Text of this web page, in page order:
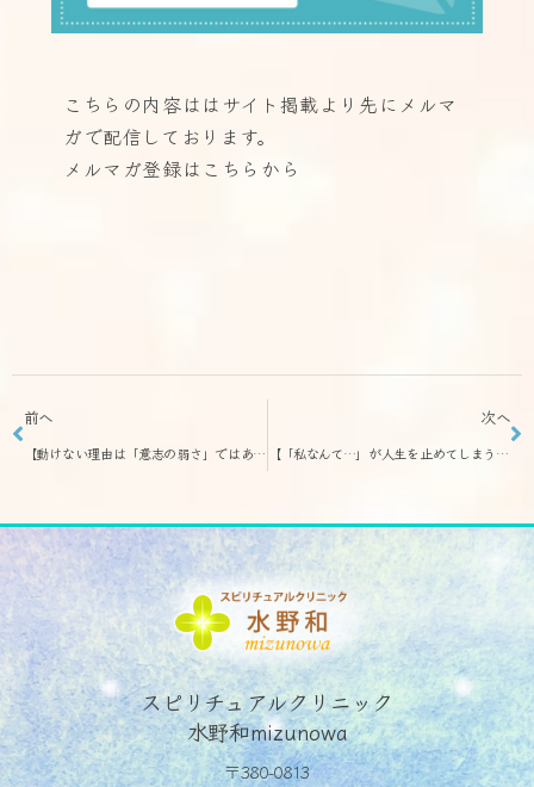
こちらの内容ははサイト掲載より先に メルマ
ガで配信しております。
メルマガ登録はこちらから
前へ
【動けない理由は「意志の弱さ」ではありません – happy通信 4月15日109号】頑張っても変われないときに起きている、たった一つのこと
次へ
【「私なんて…」が人生を止めてしまう – happy通信 5月8日112号】 本当はできているのに、自分を低く見積もっていませんか？
スピリチュアルクリニック
水野和mizunowa
〒380-0813